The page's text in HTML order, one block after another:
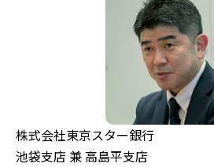
株式会社東京スター銀行
池袋支店 兼 高島平支店